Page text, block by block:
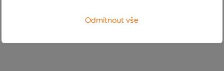
Odmítnout vše